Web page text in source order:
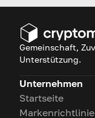
Gemeinschaft,
Unterstützung.
Unternehmen
Startseite
Markenrichtlinie